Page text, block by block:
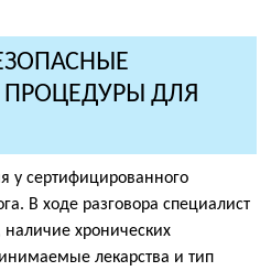
ДЛЯ
у сертифицированного
В ходе разговора специалист
хронических
лекарства и тип